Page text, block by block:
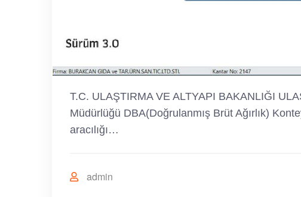
T.C. ULAŞTIRMA VE ALTYAPI BAKANLIĞI
Müdürlüğü DBA(Doğrulanmış Brüt Ağırlık)
aracılığı…
admin